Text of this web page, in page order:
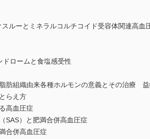
ルーとミネラルコルチコイド受容体関連高血
ドロームと食塩感受性
肪組織由来各種ホルモンの意義とその治療
らえ方
高血圧症
SAS）と肥満合併高血圧症
合併高血圧症